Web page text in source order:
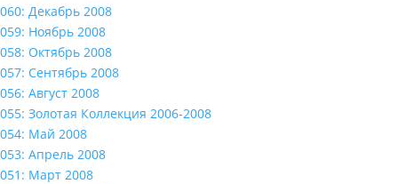
060: Декабрь 2008
059: Ноябрь 2008
058: Октябрь 2008
057: Сентябрь 2008
056: Август 2008
055: Золотая Коллекция 2006-2008
054: Май 2008
053: Апрель 2008
051: Март 2008